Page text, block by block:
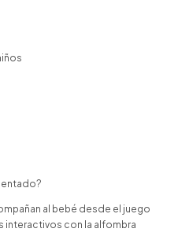
al bebé desde el juego
interactivos con la alfombra